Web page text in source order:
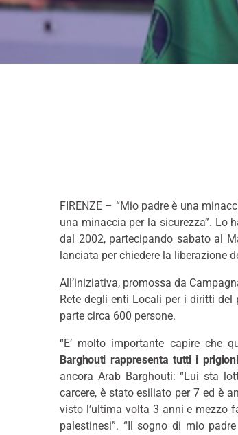
FIRENZE – “Mio padre è una
una minaccia per la sicurezza”. Lo
dal 2002, partecipando sabato al
lanciata per chiedere la liberazione
All’iniziativa, promossa da
Rete degli enti Locali per i diritti
parte circa 600 persone.
“E’ molto importante capire che
Barghouti rappresenta tutti i
ancora Arab Barghouti: “Lui sta
carcere, è stato esiliato per 7 ed è
visto l’ultima volta 3 anni e mezzo
palestinesi”. “Il sogno di mio